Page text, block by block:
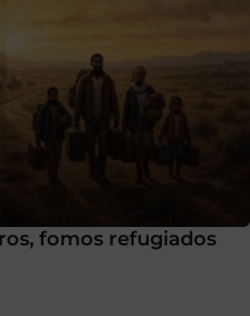
fomos refugiados